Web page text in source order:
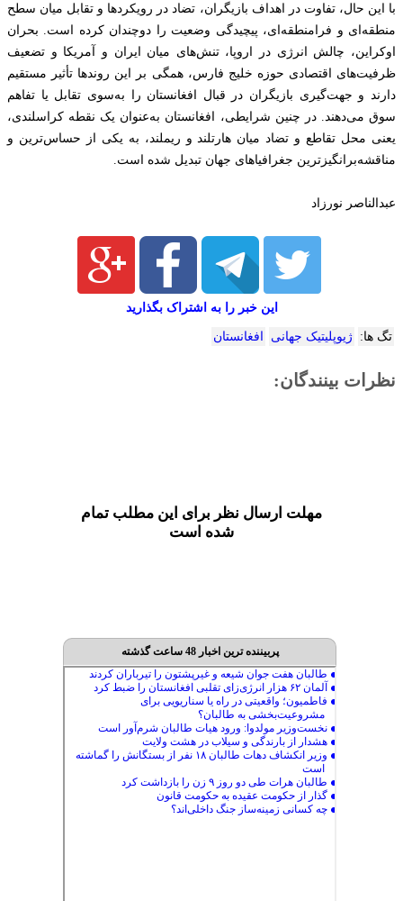
با این حال، تفاوت در اهداف بازیگران، تضاد در رویکردها و تقابل میان سطح
منطقه‌ای و فرامنطقه‌ای، پیچیدگی وضعیت را دوچندان کرده است. بحران
اوکراین، چالش انرژی در اروپا، تنش‌های میان ایران و آمریکا و تضعیف
ظرفیت‌های اقتصادی حوزه خلیج فارس، همگی بر این روندها تأثیر مستقیم
دارند و جهت‌گیری بازیگران در قبال افغانستان را به‌سوی تقابل یا تفاهم
سوق می‌دهند. در چنین شرایطی، افغانستان به‌عنوان یک نقطه کراسلندی،
یعنی محل تقاطع و تضاد میان هارتلند و ریملند، به یکی از حساس‌ترین و
مناقشه‌برانگیزترین جغرافیاهای جهان تبدیل شده است.
عبدالناصر نورزاد
این خبر را به اشتراک بگذارید
تگ ها: ژیوپلیتیک جهانی افغانستان
نظرات بینندگان:
مهلت ارسال نظر برای این مطلب تمام
شده است
پربیننده ترین اخبار 48 ساعت گذشته